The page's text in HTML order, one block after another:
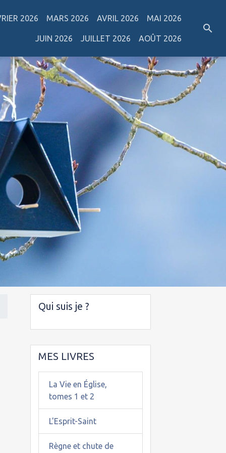
2026 MARS 2026 AVRIL 2026 MAI 2026
JUIN 2026 JUILLET 2026 AOÛT 2026
Qui suis je ?
MES LIVRES
La Vie en Église,
tomes 1 et 2
L'Esprit-Saint
Règne et chute de